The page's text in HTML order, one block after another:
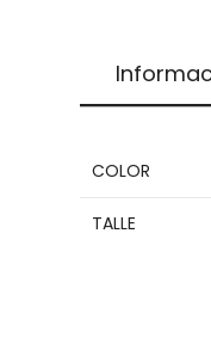
COLOR
TALLE